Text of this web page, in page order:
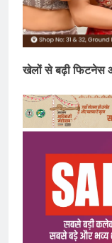
खेलों से बढ़ी फिटनेस